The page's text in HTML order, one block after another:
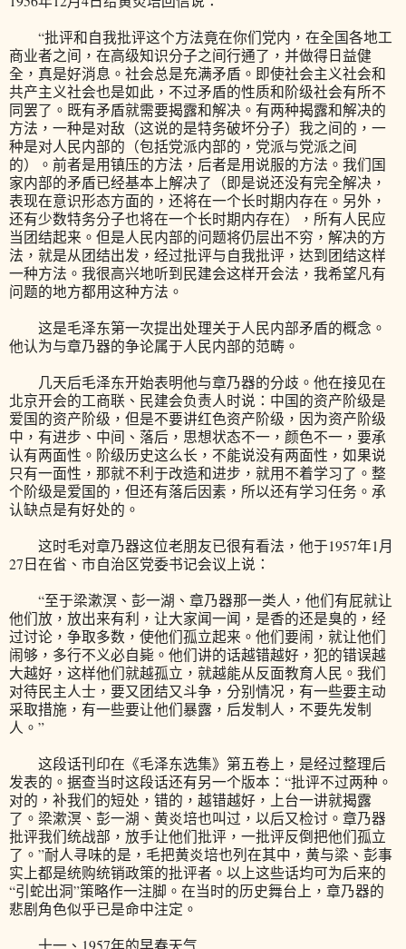
“批评和自我批评这个方法竟在你们党内，在全国各地工
商业者之间，在高级知识分子之间行通了，并做得日益健
全，真是好消息。社会总是充满矛盾。即使社会主义社会和
共产主义社会也是如此，不过矛盾的性质和阶级社会有所不
同罢了。既有矛盾就需要揭露和解决。有两种揭露和解决的
方法，一种是对敌（这说的是特务破坏分子）我之间的，一
种是对人民内部的（包括党派内部的，党派与党派之间
的）。前者是用镇压的方法，后者是用说服的方法。我们国
家内部的矛盾已经基本上解决了（即是说还没有完全解决，
表现在意识形态方面的，还将在一个长时期内存在。另外，
还有少数特务分子也将在一个长时期内存在），所有人民应
当团结起来。但是人民内部的问题将仍层出不穷，解决的方
法，就是从团结出发，经过批评与自我批评，达到团结这样
一种方法。我很高兴地听到民建会这样开会法，我希望凡有
问题的地方都用这种方法。
这是毛泽东第一次提出处理关于人民内部矛盾的概念。
他认为与章乃器的争论属于人民内部的范畴。
几天后毛泽东开始表明他与章乃器的分歧。他在接见在
北京开会的工商联、民建会负责人时说：中国的资产阶级是
爱国的资产阶级，但是不要讲红色资产阶级，因为资产阶级
中，有进步、中间、落后，思想状态不一，颜色不一，要承
认有两面性。阶级历史这么长，不能说没有两面性，如果说
只有一面性，那就不利于改造和进步，就用不着学习了。整
个阶级是爱国的，但还有落后因素，所以还有学习任务。承
认缺点是有好处的。
这时毛对章乃器这位老朋友已很有看法，他于1957年1月
27日在省、市自治区党委书记会议上说：
“至于梁漱溟、彭一湖、章乃器那一类人，他们有屁就让
他们放，放出来有利，让大家闻一闻，是香的还是臭的，经
过讨论，争取多数，使他们孤立起来。他们要闹，就让他们
闹够，多行不义必自毙。他们讲的话越错越好，犯的错误越
大越好，这样他们就越孤立，就越能从反面教育人民。我们
对待民主人士，要又团结又斗争，分别情况，有一些要主动
采取措施，有一些要让他们暴露，后发制人，不要先发制
人。”
这段话刊印在《毛泽东选集》第五卷上，是经过整理后
发表的。据查当时这段话还有另一个版本：“批评不过两种。
对的，补我们的短处，错的，越错越好，上台一讲就揭露
了。梁漱溟、彭一湖、黄炎培也叫过，以后又检讨。章乃器
批评我们统战部，放手让他们批评，一批评反倒把他们孤立
了。”耐人寻味的是，毛把黄炎培也列在其中，黄与梁、彭事
实上都是统购统销政策的批评者。以上这些话均可为后来的
“引蛇出洞”策略作一注脚。在当时的历史舞台上，章乃器的
悲剧角色似乎已是命中注定。
十一、1957年的早春天气